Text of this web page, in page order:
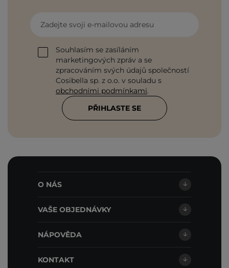
Zadejte svoji e-mailovou adresu
Souhlasím se zasíláním
marketingových zpráv a se
zpracováním svých údajů společností
Cosibella sp. z o.o. v souladu s
obchodními podmínkami.
PŘIHLASTE SE
O NÁS
VAŠE OBJEDNÁVKY
NÁPOVĚDA
KONTAKT